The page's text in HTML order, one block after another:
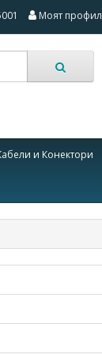
Моят профил
и Конектори